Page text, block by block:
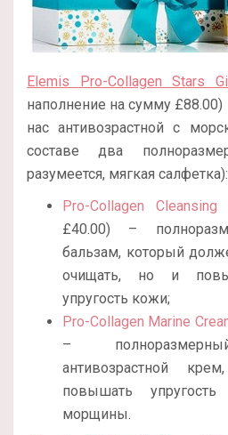
Elemis Pro-Collagen Stars
наполнение на сумму
нас антивозрастной с
составе два
разумеется, мягкая салфетка):
Pro-Collagen Cleansing
£40.00) –
бальзам, который
очищать, но и
упругость кожи;
Pro-Collagen Marine
–
антивозрастной
повышать
морщины.